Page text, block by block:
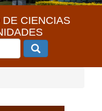
CIENCIAS